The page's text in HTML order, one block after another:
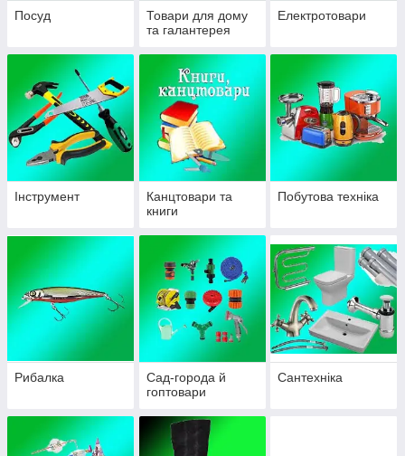
Посуд
Товари для дому
та галантерея
Електротовари
Інструмент
Канцтовари та
книги
Побутова техніка
Рибалка
Сад-города й
гоптовари
Сантехніка